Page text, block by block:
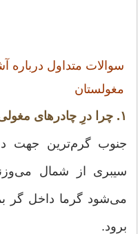
سوالات متداول درباره
مغولستان
۱. چرا درِ چادرهای مغولی همیشه رو به جنوب است؟
جنوب گرم‌ترین جهت
سیبری از شمال
می‌شود گرما داخل گر
برود.